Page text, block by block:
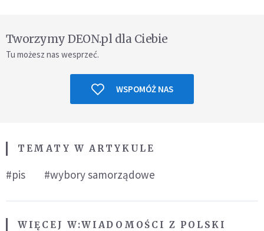
Tworzymy DEON.pl dla Ciebie
Tu możesz nas wesprzeć.
WSPOMÓŻ NAS
TEMATY W ARTYKULE
#pis #wybory samorządowe
WIĘCEJ W:WIADOMOŚCI Z POLSKI